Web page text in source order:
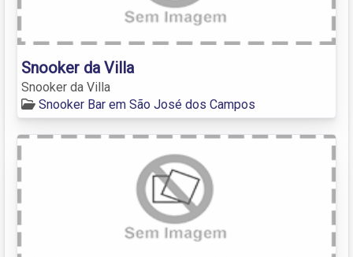
Snooker da Villa
Snooker da Villa
Snooker Bar em São José dos Campos